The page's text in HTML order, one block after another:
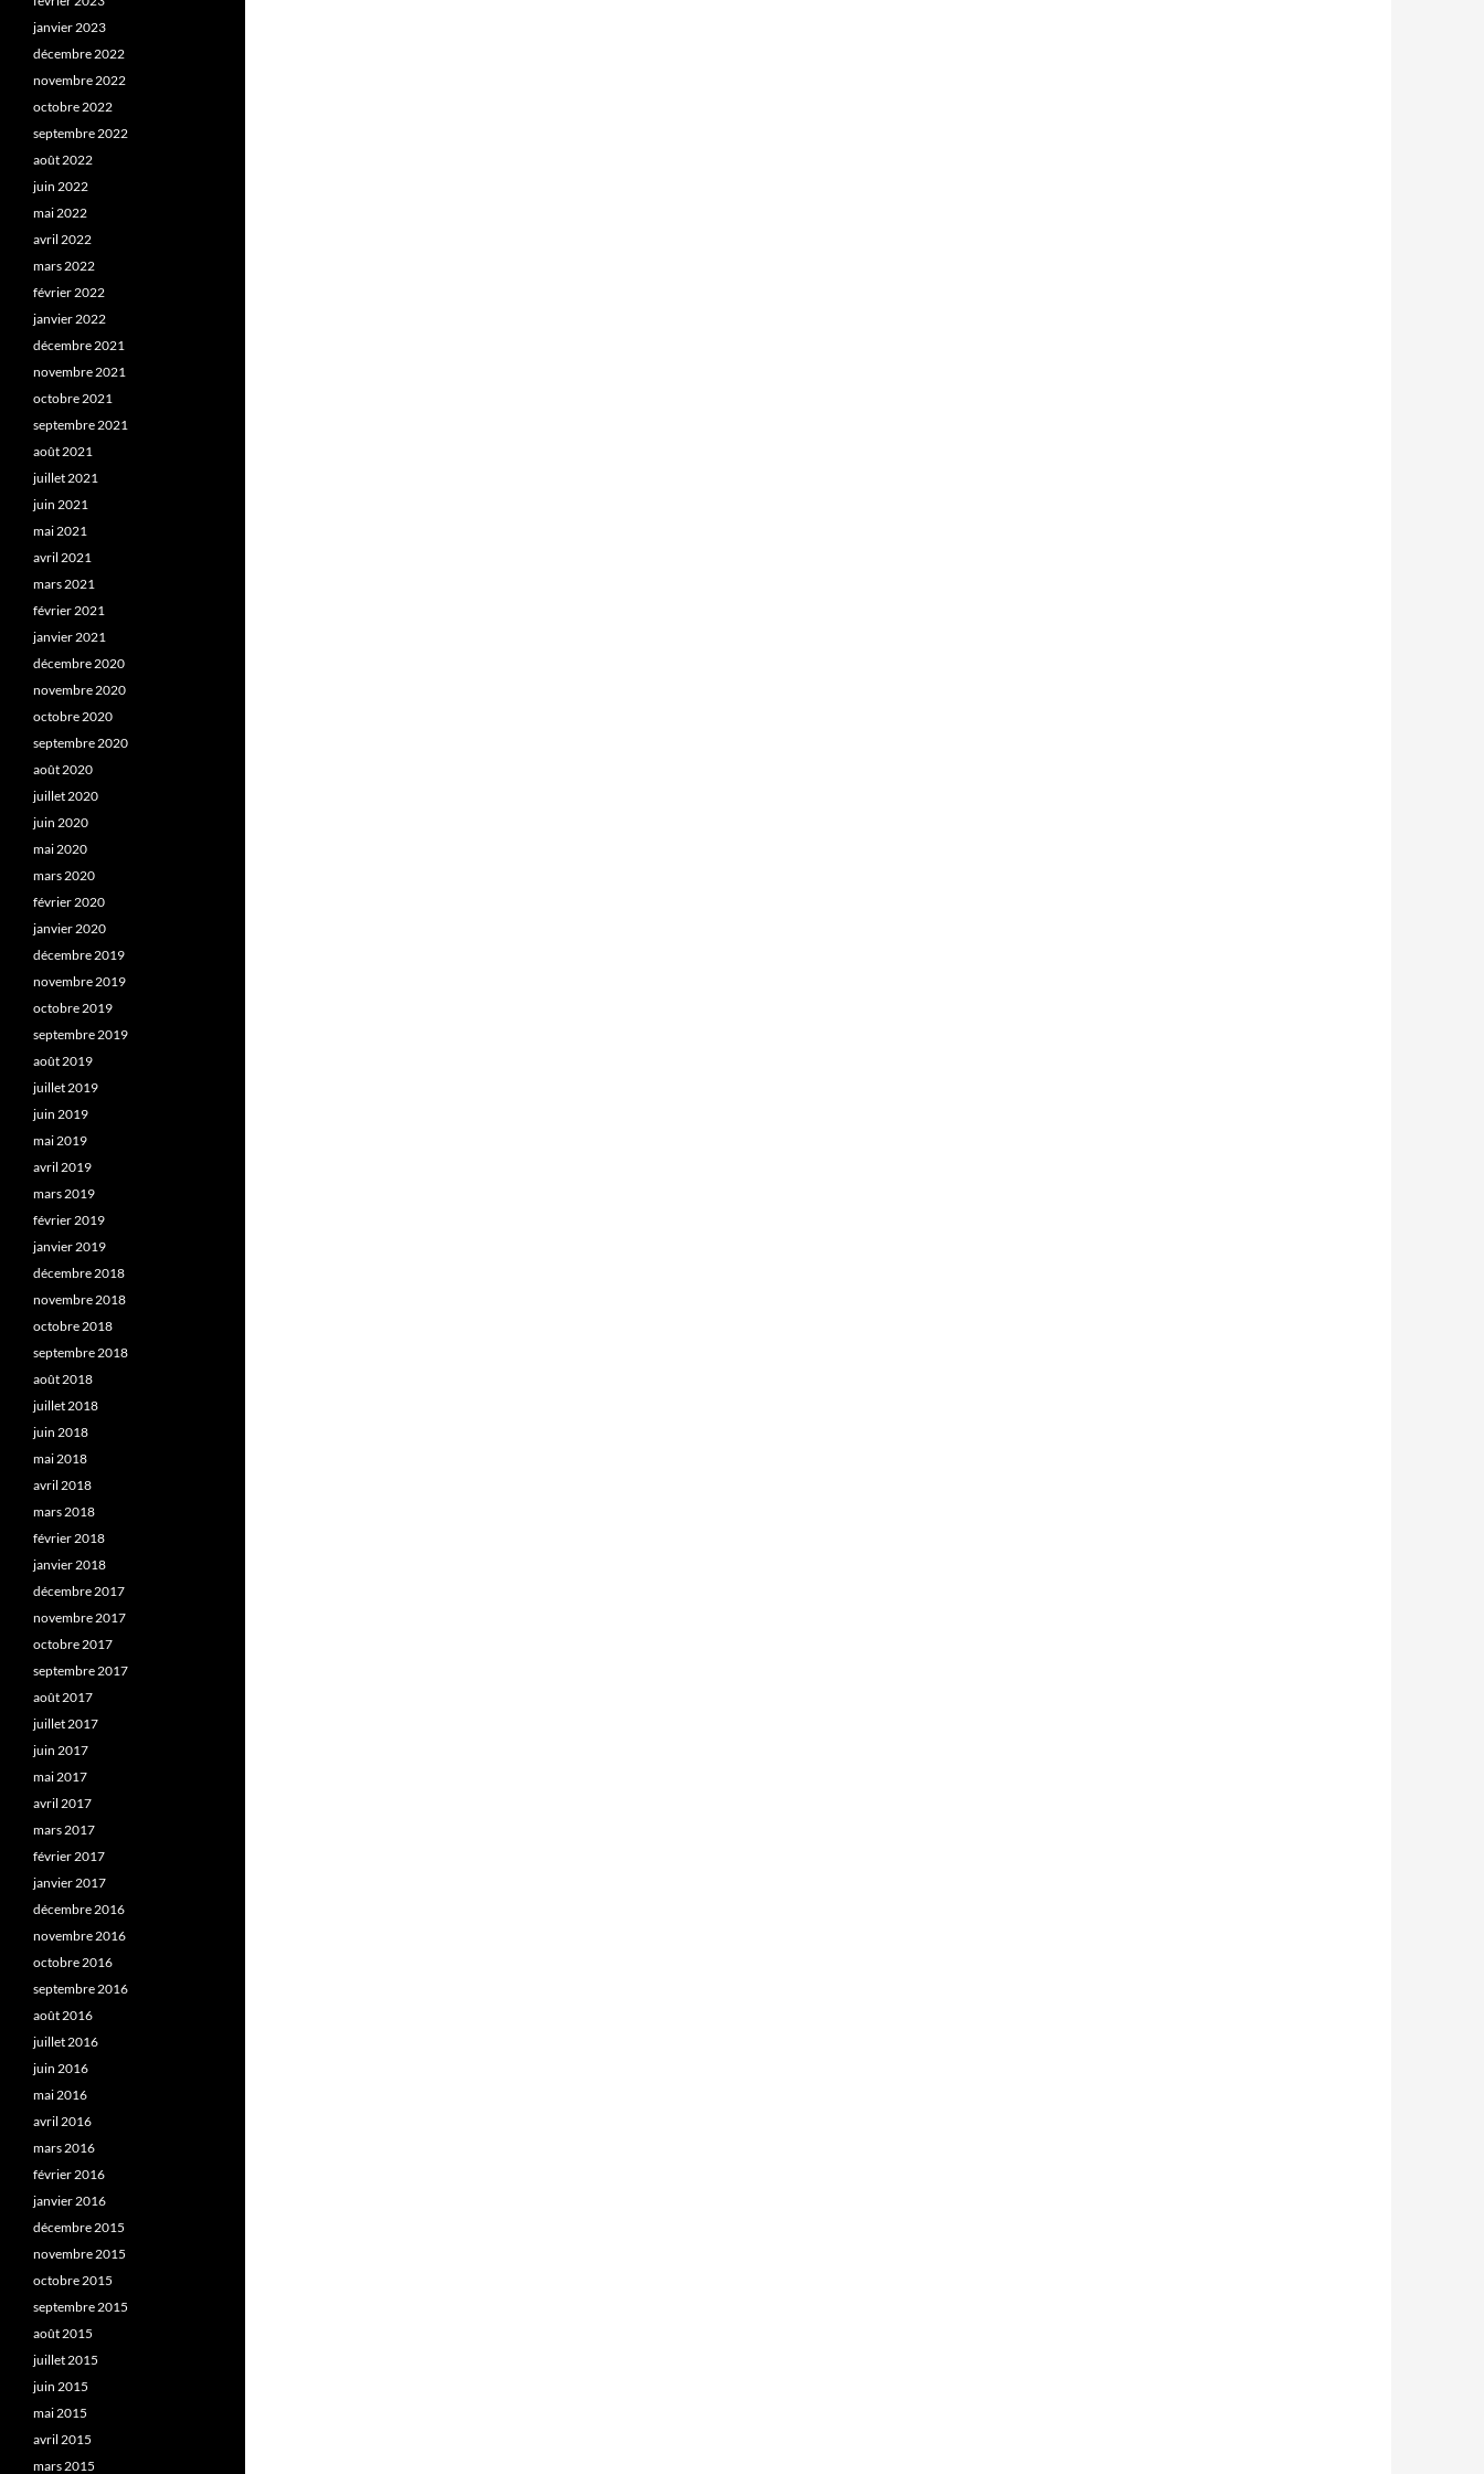
janvier 2023
décembre 2022
novembre 2022
octobre 2022
septembre 2022
août 2022
juin 2022
mai 2022
avril 2022
mars 2022
février 2022
janvier 2022
décembre 2021
novembre 2021
octobre 2021
septembre 2021
août 2021
juillet 2021
juin 2021
mai 2021
avril 2021
mars 2021
février 2021
janvier 2021
décembre 2020
novembre 2020
octobre 2020
septembre 2020
août 2020
juillet 2020
juin 2020
mai 2020
mars 2020
février 2020
janvier 2020
décembre 2019
novembre 2019
octobre 2019
septembre 2019
août 2019
juillet 2019
juin 2019
mai 2019
avril 2019
mars 2019
février 2019
janvier 2019
décembre 2018
novembre 2018
octobre 2018
septembre 2018
août 2018
juillet 2018
juin 2018
mai 2018
avril 2018
mars 2018
février 2018
janvier 2018
décembre 2017
novembre 2017
octobre 2017
septembre 2017
août 2017
juillet 2017
juin 2017
mai 2017
avril 2017
mars 2017
février 2017
janvier 2017
décembre 2016
novembre 2016
octobre 2016
septembre 2016
août 2016
juillet 2016
juin 2016
mai 2016
avril 2016
mars 2016
février 2016
janvier 2016
décembre 2015
novembre 2015
octobre 2015
septembre 2015
août 2015
juillet 2015
juin 2015
mai 2015
avril 2015
mars 2015